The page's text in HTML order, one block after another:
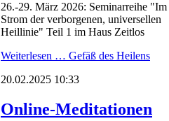
26.-29. März 2026: Seminarreihe "Im
Strom der verborgenen, universellen
Heillinie" Teil 1 im Haus Zeitlos
Weiterlesen … Gefäß des Heilens
20.02.2025 10:33
Online-Meditationen